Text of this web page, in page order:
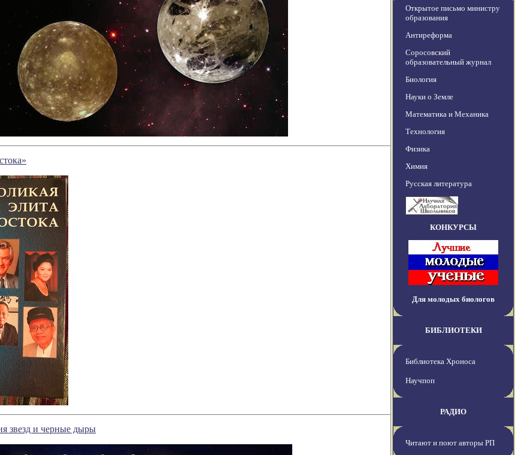
звезд и черные дыры
Открытое письмо министру
образования
Антиреформа
Соросовский
образовательный журнал
Биология
Науки о Земле
Математика и Механика
Технология
Физика
Химия
Русская литература
КОНКУРСЫ
Для молодых биологов
БИБЛИОТЕКИ
Библиотека Хроноса
Научпоп
РАДИО
Читают и поют авторы РП